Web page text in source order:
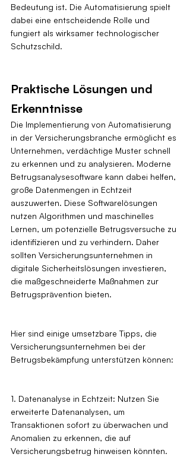
Bedeutung ist. Die Automatisierung spielt
dabei eine entscheidende Rolle und
fungiert als wirksamer technologischer
Schutzschild.
Praktische Lösungen und
Erkenntnisse
Die Implementierung von Automatisierung
in der Versicherungsbranche ermöglicht es
Unternehmen, verdächtige Muster schnell
zu erkennen und zu analysieren. Moderne
Betrugsanalysesoftware kann dabei helfen,
große Datenmengen in Echtzeit
auszuwerten. Diese Softwarelösungen
nutzen Algorithmen und maschinelles
Lernen, um potenzielle Betrugsversuche zu
identifizieren und zu verhindern. Daher
sollten Versicherungsunternehmen in
digitale Sicherheitslösungen investieren,
die maßgeschneiderte Maßnahmen zur
Betrugsprävention bieten.
Hier sind einige umsetzbare Tipps, die
Versicherungsunternehmen bei der
Betrugsbekämpfung unterstützen können:
1. Datenanalyse in Echtzeit: Nutzen Sie
erweiterte Datenanalysen, um
Transaktionen sofort zu überwachen und
Anomalien zu erkennen, die auf
Versicherungsbetrug hinweisen könnten.